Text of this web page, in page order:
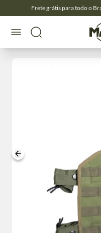
Frete grátis para todo o